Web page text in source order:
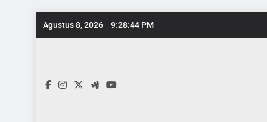
Agustus 8, 2026 9:28:45 PM